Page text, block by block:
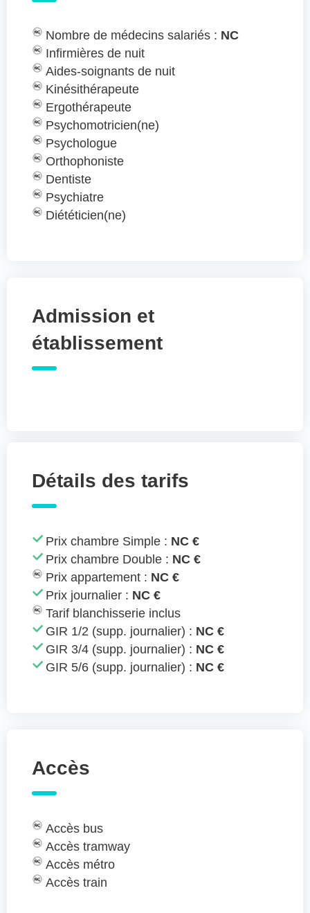
Nombre de médecins salariés : NC
Infirmières de nuit
Aides-soignants de nuit
Kinésithérapeute
Ergothérapeute
Psychomotricien(ne)
Psychologue
Orthophoniste
Dentiste
Psychiatre
Diététicien(ne)
Admission et
établissement
Détails des tarifs
Prix chambre Simple : NC €
Prix chambre Double : NC €
Prix appartement : NC €
Prix journalier : NC €
Tarif blanchisserie inclus
GIR 1/2 (supp. journalier) : NC €
GIR 3/4 (supp. journalier) : NC €
GIR 5/6 (supp. journalier) : NC €
Accès
Accès bus
Accès tramway
Accès métro
Accès train